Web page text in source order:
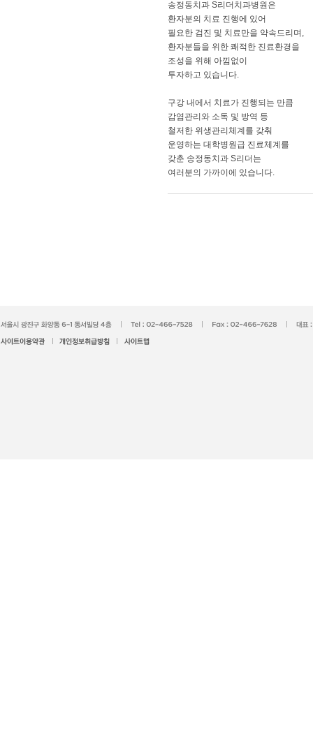
송정동치과 S리더치과병원은
환자분의 치료 진행에 있어
필요한 검진 및 치료만을 약속드리며,
환자분들을 위한 쾌적한 진료환경을
조성을 위해 아낌없이
투자하고 있습니다.
구강 내에서 치료가 진행되는 만큼
감염관리와 소독 및 방역 등
철저한 위생관리체계를 갖춰
운영하는 대학병원급 진료체계를
갖춘 송정동치과 S리더는
여러분의 가까이에 있습니다.